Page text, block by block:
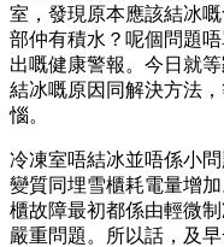
室，發現原本應該結冰
部仲有積水？呢個問題
出嘅健康警報。今日就等
結冰嘅原因同解決方法
惱。
冷凍室唔結冰並唔係小
變質同埋雪櫃耗電量增
櫃故障最初都係由輕微
嚴重問題。所以話，及